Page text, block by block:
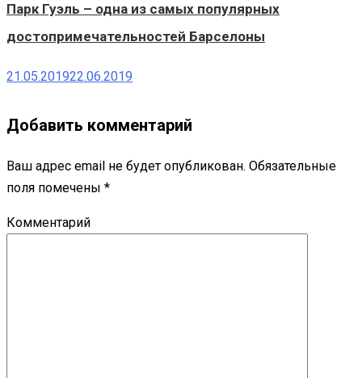
Парк Гуэль – одна из самых популярных
достопримечательностей Барселоны
21.05.201922.06.2019
Добавить комментарий
Ваш адрес email не будет опубликован. Обязательные
поля помечены *
Комментарий